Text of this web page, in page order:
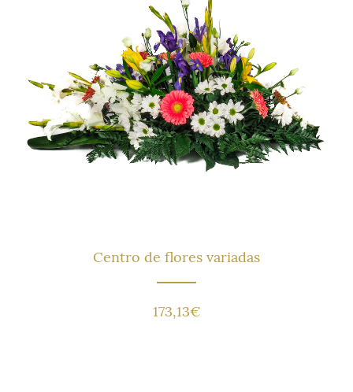
Centro de flores variadas
173,13€